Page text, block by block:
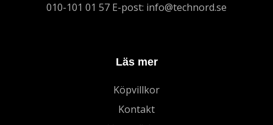
010-101 01 57 E-post: info@technord.se
Läs mer
Köpvillkor
Kontakt